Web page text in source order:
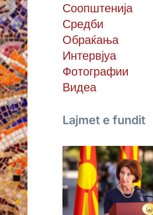
Соопштенија
Средби
Обраќања
Интервјуа
Фотографии
Видеа
Lajmet e fundit